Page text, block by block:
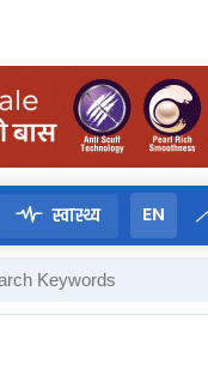
स्वास्थ्य EN